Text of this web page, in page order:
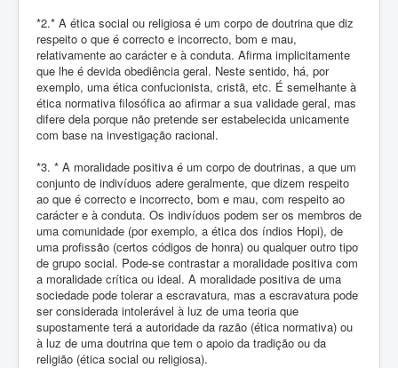
*2.* A ética social ou religiosa é um corpo de doutrina que diz
respeito o que é correcto e incorrecto, bom e mau,
relativamente ao carácter e à conduta. Afirma implicitamente
que lhe é devida obediência geral. Neste sentido, há, por
exemplo, uma ética confucionista, cristã, etc. É semelhante à
ética normativa filosófica ao afirmar a sua validade geral, mas
difere dela porque não pretende ser estabelecida unicamente
com base na investigação racional.
*3. * A moralidade positiva é um corpo de doutrinas, a que um
conjunto de indivíduos adere geralmente, que dizem respeito
ao que é correcto e incorrecto, bom e mau, com respeito ao
carácter e à conduta. Os indivíduos podem ser os membros de
uma comunidade (por exemplo, a ética dos índios Hopi), de
uma profissão (certos códigos de honra) ou qualquer outro tipo
de grupo social. Pode-se contrastar a moralidade positiva com
a moralidade crítica ou ideal. A moralidade positiva de uma
sociedade pode tolerar a escravatura, mas a escravatura pode
ser considerada intolerável à luz de uma teoria que
supostamente terá a autoridade da razão (ética normativa) ou
à luz de uma doutrina que tem o apoio da tradição ou da
religião (ética social ou religiosa).